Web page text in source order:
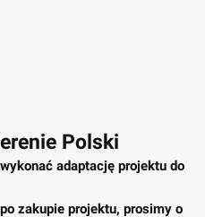
Polski
adaptację projektu do
zakupie projektu, prosimy o